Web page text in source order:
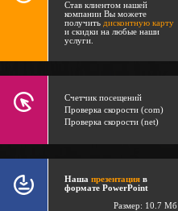
Став клиентом нашей
компании Вы можете
получить дисконтную карту
и скидки на любые наши
услуги.
Счетчик посещений
Проверка скорости (com)
Проверка скорости (net)
Наша презентация в
формате PowerPoint
Размер: 10.7 Мб